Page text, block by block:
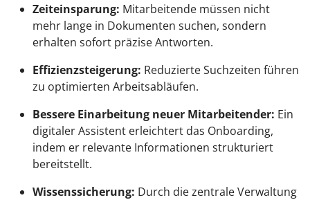
Zeiteinsparung: Mitarbeitende müssen nicht
mehr lange in Dokumenten suchen, sondern
erhalten sofort präzise Antworten.
Effizienzsteigerung: Reduzierte Suchzeiten führen
zu optimierten Arbeitsabläufen.
Bessere Einarbeitung neuer Mitarbeitender: Ein
digitaler Assistent erleichtert das Onboarding,
indem er relevante Informationen strukturiert
bereitstellt.
Wissenssicherung: Durch die zentrale Verwaltung